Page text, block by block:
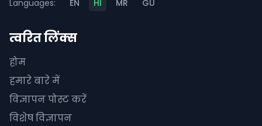
Languages: EN HI MR GU
त्वरित लिंक्स
होम
हमारे बारे में
विज्ञापन पोस्ट करें
विशेष विज्ञापन